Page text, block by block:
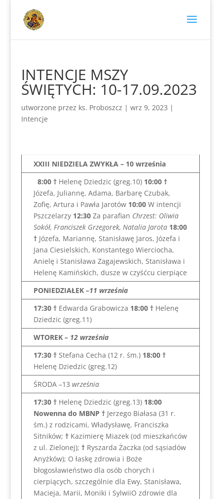
INTENCJE MSZY
ŚWIĘTYCH: 10-17.09.2023
utworzone przez ks. Proboszcz | wrz 9, 2023 |
Intencje
XXIII NIEDZIELA ZWYKŁA – 10 września
8:00 † Helenę Dziedzic (greg.10) 10:00 †
Józefa, Juliannę, Adama, Barbarę Czubak,
Zofię, Artura i Pawła Jarotów 10:00W intencji
Pszczelarzy 12:30 Za parafian Chrzest: Oliwia
Sokół, Franciszek Grzegorek, Natalia Jarota 18:00
† Józefa, Mariannę, Stanisławę Jaros, Józefa i
Jana Ciesielskich, Konstantego Wierciocha,
Anielę i Stanisława Zagajewskich, Stanisława i
Helenę Kamińskich, dusze w czyśćcu cierpiące
PONIEDZIAŁEK –11 września
17:30 † Edwarda Grabowicza 18:00 † Helenę
Dziedzic (greg.11)
WTOREK – 12 września
17:30 † Stefana Cecha (12 r. śm.) 18:00 †
Helenę Dziedzic (greg.12)
ŚRODA –13 września
17:30 † Helenę Dziedzic (greg.13) 18:00
Nowenna do MBNP †Jerzego Białasa (31 r.
śm.) z rodzicami, Władysławę, Franciszka
Sitników; † Kazimierę Miazek (od mieszkańców
z ul. Zielonej); † Ryszarda Żaczka (od sąsiadów
Anyżków); O łaskę zdrowia i Boże
błogosławieństwo dla osób chorych i
cierpiących, szczególnie dla Ewy, Stanisława,
Macieja, Marii, Moniki i SylwiiO zdrowie dla